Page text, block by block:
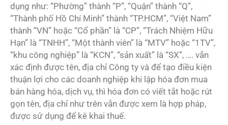
dụng như: “Phường” thành “P”, “Quận” thành “Q”,
“Thành phố Hồ Chí Minh” thành “TP.HCM”, “Việt Nam”
thành “VN” hoặc “Cổ phần” là “CP”, “Trách Nhiệm Hữu
Hạn” là “TNHH”, “Một thành viên” là “MTV” hoặc “1TV”,
“khu công nghiệp” là “KCN”, “sản xuất” là “SX”, …. vẫn
xác định được tên, địa chỉ Công ty và để tạo điều kiện
thuận lợi cho các doanh nghiệp khi lập hóa đơn mua
bán hàng hóa, dịch vụ, thì hóa đơn có viết tắt hoặc rút
gọn tên, địa chỉ như trên vẫn được xem là hợp pháp,
được sử dụng để kê khai thuế.